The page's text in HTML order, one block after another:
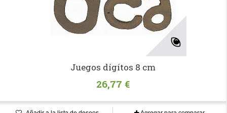
Juegos dígítos 8 cm
26,77 €